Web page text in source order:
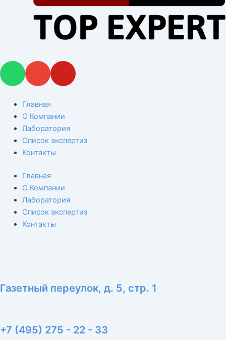
W
t
s
a
p
p
E
e
l
o
p
e
Y
u
b
e
Главная
О Компании
Лаборатория
Список экспертиз
Контакты
Главная
О Компании
Лаборатория
Список экспертиз
Контакты
Газетный переулок, д. 5, стр. 1
+7 (495) 275 - 22 - 33